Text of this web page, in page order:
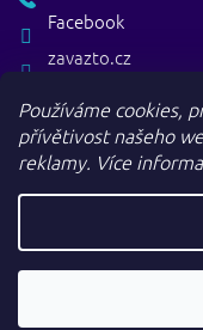
Používáme cookies,
přívětivost našeho
reklamy. Více
zavazto.cz
Facebook